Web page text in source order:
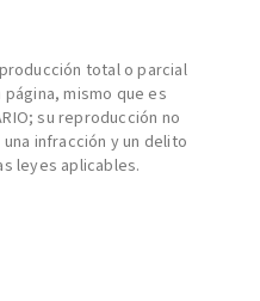
total o parcial
mismo que es
su reproducción no
infracción y un delito
leyes aplicables.